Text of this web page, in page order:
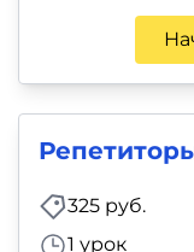
325 руб.
1 урок
детей
фитнес